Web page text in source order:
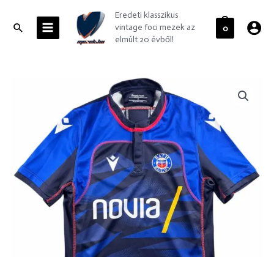
contentSearchMENU
Eredeti klasszikus
vintage foci mezek az
elmúlt 20 évből!
0
training
rögbi
mez